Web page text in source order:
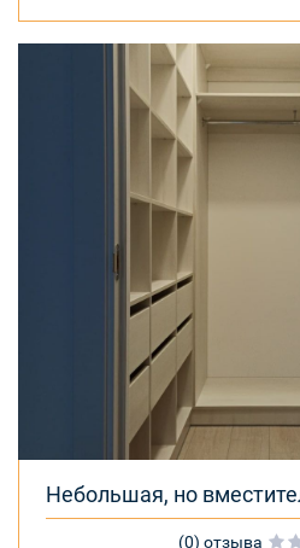
Небольшая, но
(0) отзыва